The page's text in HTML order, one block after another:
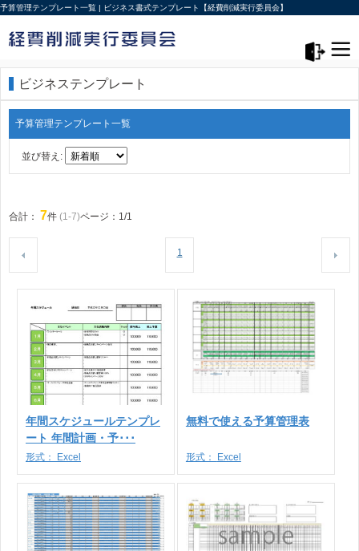
予算管理テンプレート一覧 | ビジネス書式テンプレート【経費削減実行委員会】
ビジネステンプレート
予算管理テンプレート一覧
並び替え:
合計： 7件 (1-7)ページ：1/1
1
年間スケジュールテンプレ
ート 年間計画・予･･･
形式： Excel
無料で使える予算管理表
形式： Excel